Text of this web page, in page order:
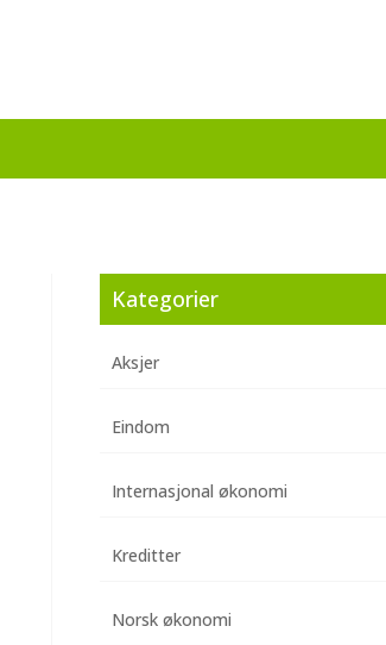
Kategorier
Aksjer
Eindom
Internasjonal økonomi
Kreditter
Norsk økonomi